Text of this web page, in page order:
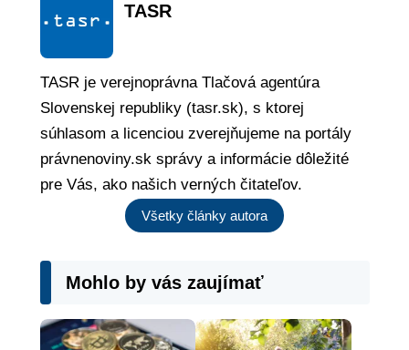
TASR
TASR je verejnoprávna Tlačová agentúra
Slovenskej republiky (tasr.sk), s ktorej
súhlasom a licenciou zverejňujeme na portály
právnenoviny.sk správy a informácie dôležité
pre Vás, ako našich verných čitateľov.
Všetky články autora
Mohlo by vás zaujímať